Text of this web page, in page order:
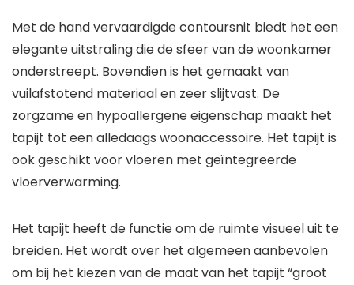
Met de hand vervaardigde contoursnit biedt het een
elegante uitstraling die de sfeer van de woonkamer
onderstreept. Bovendien is het gemaakt van
vuilafstotend materiaal en zeer slijtvast. De
zorgzame en hypoallergene eigenschap maakt het
tapijt tot een alledaags woonaccessoire. Het tapijt is
ook geschikt voor vloeren met geïntegreerde
vloerverwarming.
Het tapijt heeft de functie om de ruimte visueel uit te
breiden. Het wordt over het algemeen aanbevolen
om bij het kiezen van de maat van het tapijt “groot